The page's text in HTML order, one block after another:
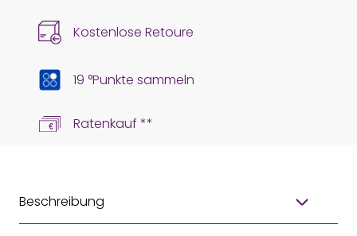
Kostenlose Retoure
19 °Punkte sammeln
Ratenkauf **
Beschreibung